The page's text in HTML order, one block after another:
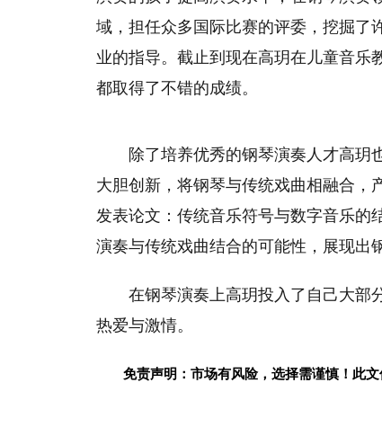
域，担任众多国际比赛的评委，挖掘了
业的指导。截止到现在高玥在儿童音乐
都取得了不错的成绩。
除了培养优秀的钢琴演奏人才高玥
大胆创新，将钢琴与传统戏曲相融合，
发表论文：传统音乐符号与数字音乐
演奏与传统戏曲结合的可能性 ，展现出
在钢琴演奏上高玥投入了自己大部
热爱与激情。
免责声明：市场有风险，选择需谨慎！此文